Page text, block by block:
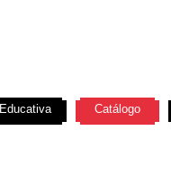
Educativa Catálogo